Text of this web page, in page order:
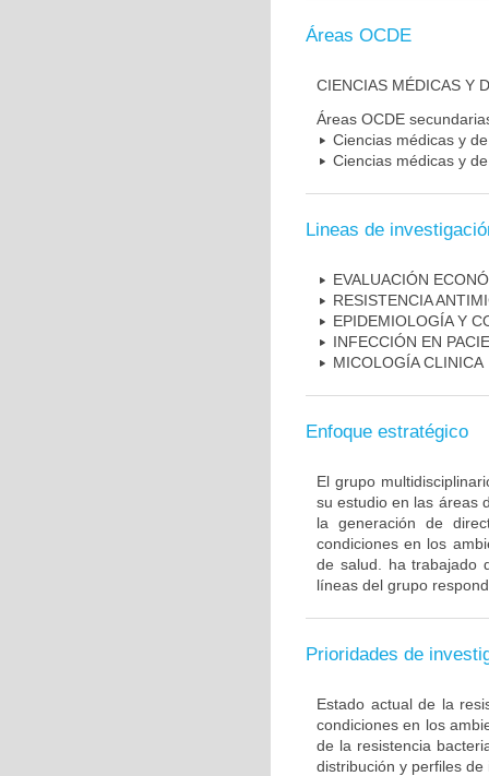
Áreas OCDE
CIENCIAS MÉDICAS Y
Áreas OCDE
Ciencias médicas y
Ciencias médicas y
Lineas de
EVALUACIÓN
RESISTENCIA
EPIDEMIOLOGÍA Y
INFECCIÓN EN
MICOLOGÍA CLINICA
Enfoque estratégico
El grupo
su estudio en las áreas
la generación de
condiciones en los
de salud. ha trabajado
líneas del grupo
Prioridades de
Estado actual de la
condiciones en los
de la resistencia
distribución y perfiles de